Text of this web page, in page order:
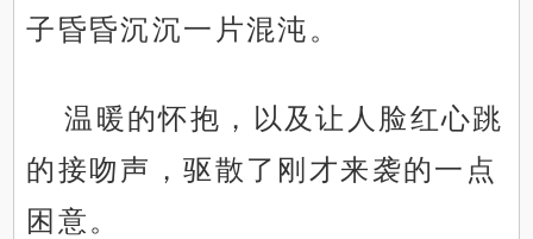
子昏昏沉沉一片混沌。
温暖的怀抱，以及让人脸红心跳
的接吻声，驱散了刚才来袭的一点
困意。